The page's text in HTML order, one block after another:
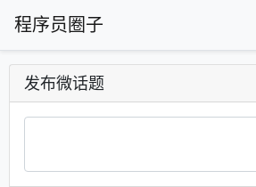
程序员圈子
发布微话题